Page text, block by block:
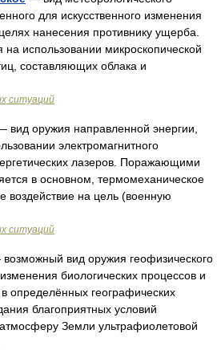
для искусственного изменения
нанесения противнику ущерба.
использовании микроскопической
составляющих облака и
ситуаций
вид оружия направленной энергии,
электромагнитного
лазеров. Поражающими
в основном, термомеханическое
воздействие на цель (военную
ситуаций
вид оружия геофизического
биологических процессов и
определённых географических
благоприятных условий
Земли ультрафиолетовой